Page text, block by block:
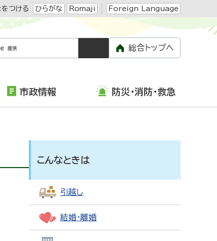
つける ひらがな Romaji Foreign Language
総合トップへ
市政情報 防災・消防・救急
こんなときは
引越し
結婚・離婚